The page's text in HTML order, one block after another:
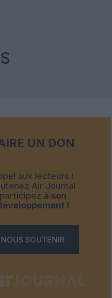
UN DON
aux lecteurs !
Air Journal
participez à son
!
NOUS SOUTENIR